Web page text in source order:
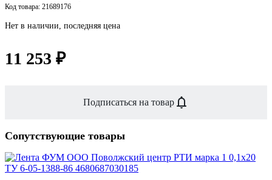
Код товара: 21689176
Нет в наличии, последняя цена
11 253 ₽
Подписаться на товар
Сопутствующие товары